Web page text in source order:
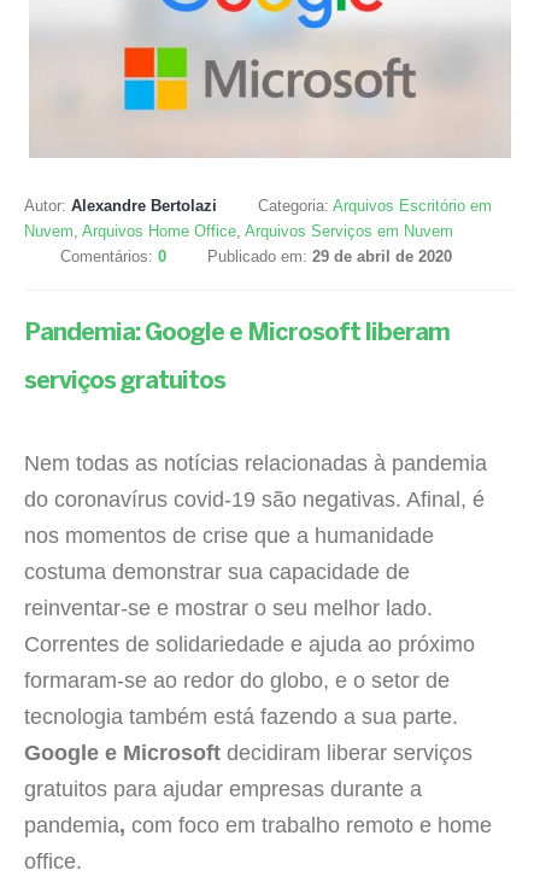
Autor: Alexandre Bertolazi Categoria: Arquivos Escritório em
Nuvem, Arquivos Home Office, Arquivos Serviços em Nuvem
Comentários: 0 Publicado em: 29 de abril de 2020
Pandemia: Google e Microsoft liberam
serviços gratuitos
Nem todas as notícias relacionadas à pandemia
do coronavírus covid-19 são negativas. Afinal, é
nos momentos de crise que a humanidade
costuma demonstrar sua capacidade de
reinventar-se e mostrar o seu melhor lado.
Correntes de solidariedade e ajuda ao próximo
formaram-se ao redor do globo, e o setor de
tecnologia também está fazendo a sua parte.
Google e Microsoft decidiram liberar serviços
gratuitos para ajudar empresas durante a
pandemia, com foco em trabalho remoto e home
office.